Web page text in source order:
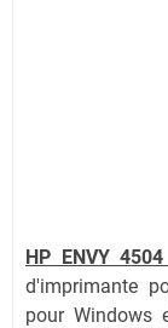
HP ENVY
d'imprimante
pour Windows